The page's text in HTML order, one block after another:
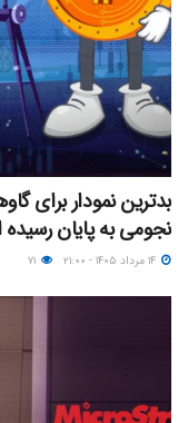
بدترین نمودار برای
نجومی به پایان